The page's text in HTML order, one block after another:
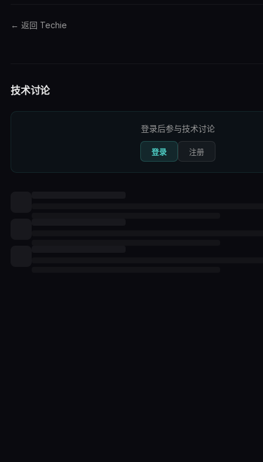
← 返回 Techie
技术讨论
登录后参与技术讨论
登录 注册